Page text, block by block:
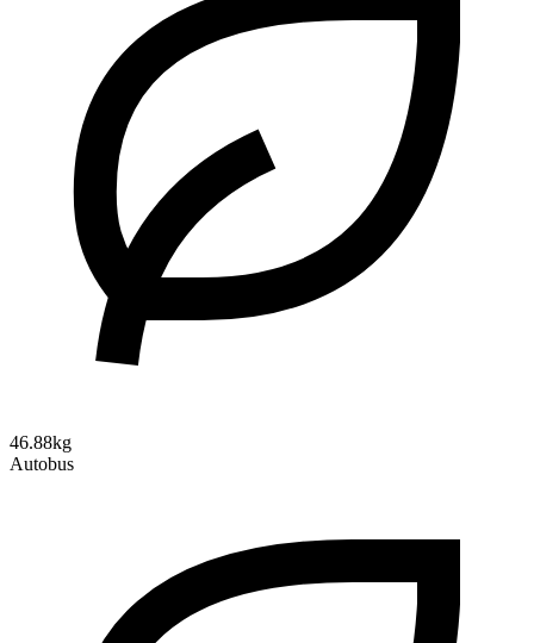
46.88kg
Autobus